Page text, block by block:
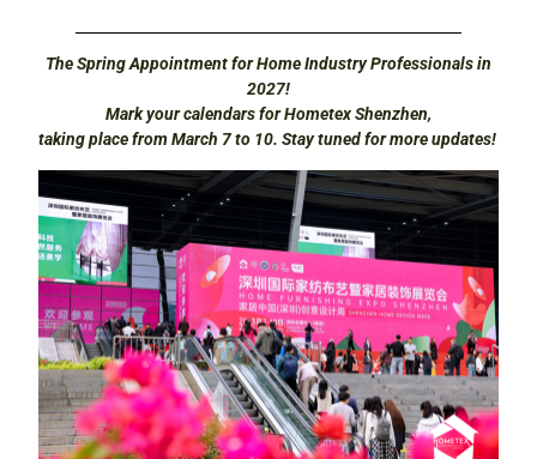
The Spring Appointment for Home Industry Professionals in
2027!
Mark your calendars for Hometex Shenzhen,
taking place from March 7 to 10. Stay tuned for more updates!